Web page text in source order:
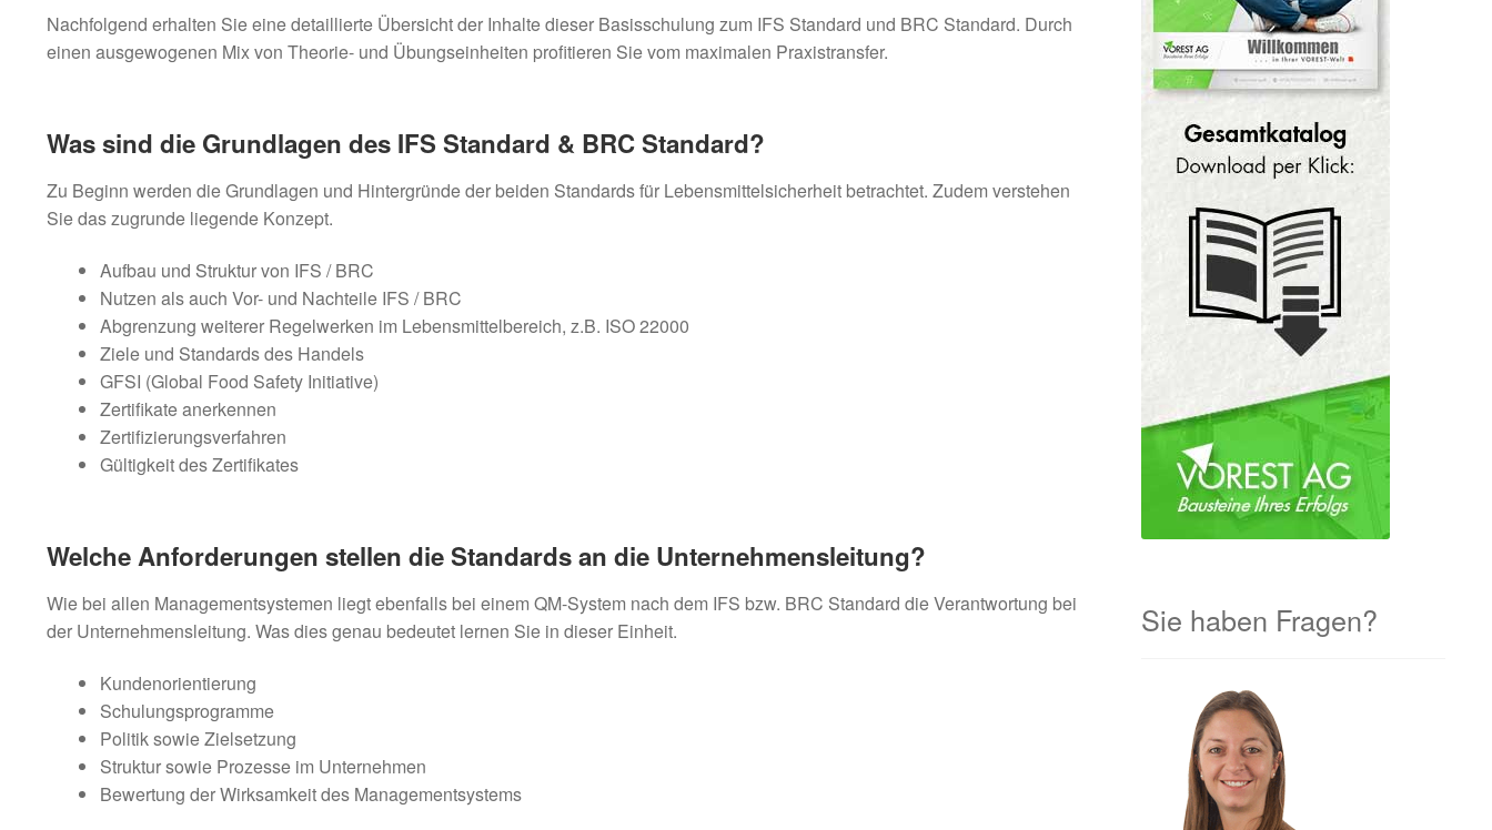
Nachfolgend erhalten Sie eine detaillierte Übersicht der Inhalte dieser Basisschulung zum IFS Standard und BRC Standard. Durch
einen ausgewogenen Mix von Theorie- und Übungseinheiten profitieren Sie vom maximalen Praxistransfer.
Was sind die Grundlagen des IFS Standard & BRC Standard?
Zu Beginn werden die Grundlagen und Hintergründe der beiden Standards für Lebensmittelsicherheit betrachtet. Zudem verstehen
Sie das zugrunde liegende Konzept.
Aufbau und Struktur von IFS / BRC
Nutzen als auch Vor- und Nachteile IFS / BRC
Abgrenzung weiterer Regelwerken im Lebensmittelbereich, z.B. ISO 22000
Ziele und Standards des Handels
GFSI (Global Food Safety Initiative)
Zertifikate anerkennen
Zertifizierungsverfahren
Gültigkeit des Zertifikates
Welche Anforderungen stellen die Standards an die Unternehmensleitung?
Wie bei allen Managementsystemen liegt ebenfalls bei einem QM-System nach dem IFS bzw. BRC Standard die Verantwortung bei
der Unternehmensleitung. Was dies genau bedeutet lernen Sie in dieser Einheit.
Kundenorientierung
Schulungsprogramme
Politik sowie Zielsetzung
Struktur sowie Prozesse im Unternehmen
Bewertung der Wirksamkeit des Managementsystems
Sie haben Fragen?